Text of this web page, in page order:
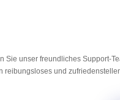
Sie unser freundliches Support-
reibungsloses und